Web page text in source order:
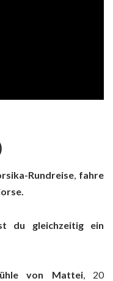
Rundreise, fahre
du gleichzeitig ein
von Mattei, 20